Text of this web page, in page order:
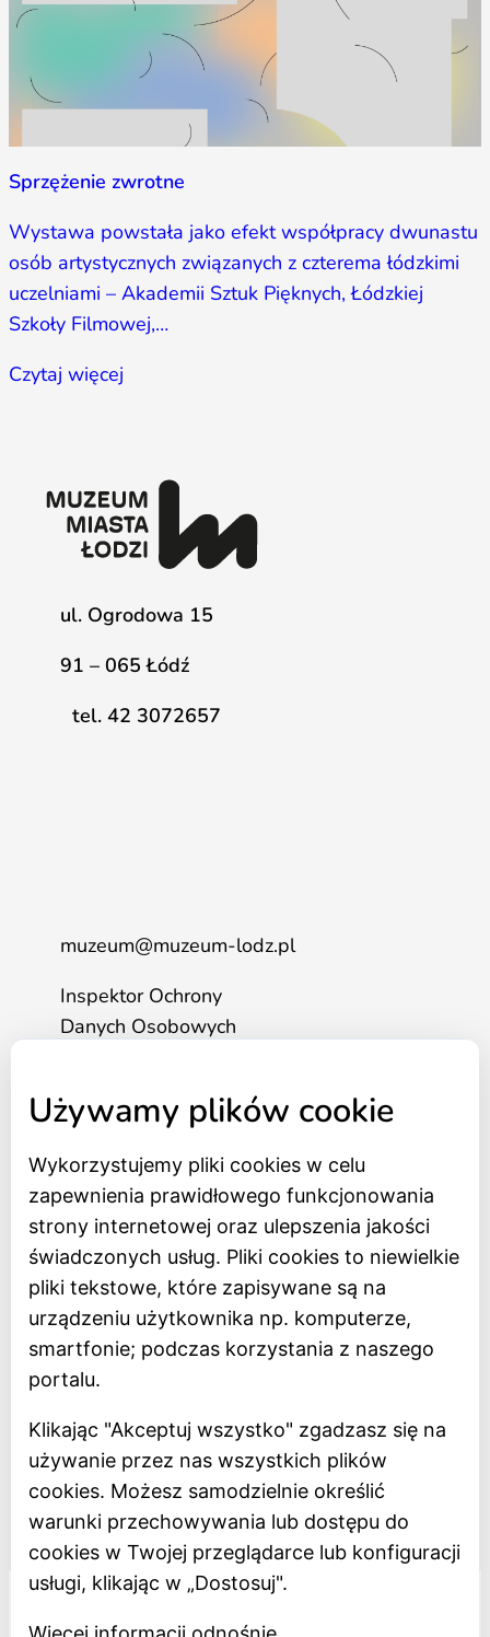
Sprzężenie zwrotne
Wystawa powstała jako efekt współpracy dwunastu
osób artystycznych związanych z czterema łódzkimi
uczelniami – Akademii Sztuk Pięknych, Łódzkiej
Szkoły Filmowej,…
Czytaj więcej
ul. Ogrodowa 15
91 – 065 Łódź
tel. 42 3072657
muzeum@muzeum-lodz.pl
Inspektor Ochrony
Danych Osobowych
Strona główna
Bilety online
BIP
Oceń Muzeum
Newsletter
Deklaracja dostępności
Regulamin
Dostępność
Projekt dofinansowany z Unii Europejskiej
Używamy plików cookie
Wykorzystujemy pliki cookies w celu
zapewnienia prawidłowego funkcjonowania
strony internetowej oraz ulepszenia jakości
świadczonych usług. Pliki cookies to niewielkie
pliki tekstowe, które zapisywane są na
urządzeniu użytkownika np. komputerze,
smartfonie; podczas korzystania z naszego
portalu.
Klikając "Akceptuj wszystko" zgadzasz się na
używanie przez nas wszystkich plików
cookies. Możesz samodzielnie określić
warunki przechowywania lub dostępu do
cookies w Twojej przeglądarce lub konfiguracji
usługi, klikając w „Dostosuj".